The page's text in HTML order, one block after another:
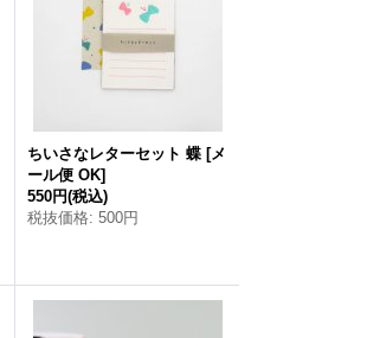
ちいさなレターセット 蝶 [メ
ール便 OK]
550円(税込)
税抜価格: 500円